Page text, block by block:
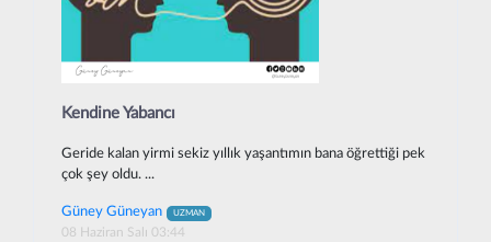
Kendine Yabancı
Geride kalan yirmi sekiz yıllık yaşantımın bana öğrettiği pek
çok şey oldu. ...
Güney Güneyan UZMAN
08 Haziran Salı 03:44